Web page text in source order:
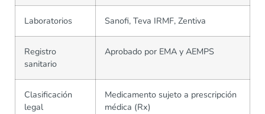
Laboratorios Sanofi, Teva IRMF, Zentiva
Registro
sanitario
Aprobado por EMA y AEMPS
Clasificación
legal
Medicamento sujeto a prescripción
médica (Rx)